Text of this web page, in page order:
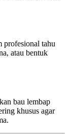
profesional tahu
atau bentuk
bau lembap
khusus agar